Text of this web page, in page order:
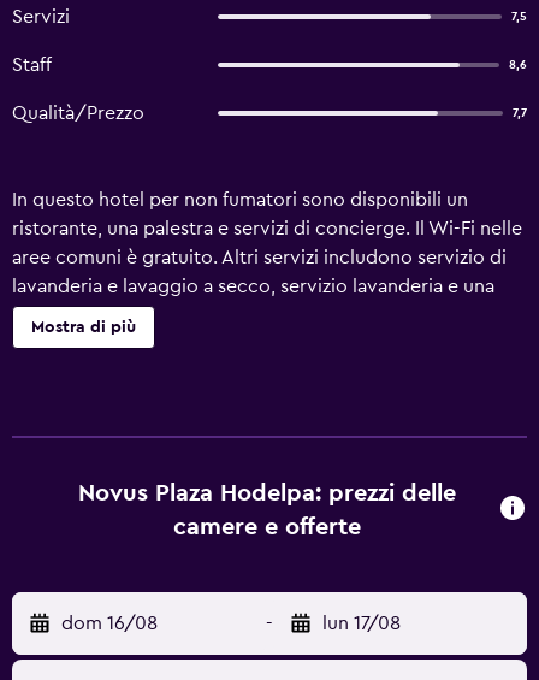
Servizi 7,5
Staff 8,6
Qualità/Prezzo 7,7
In questo hotel per non fumatori sono disponibili un
ristorante, una palestra e servizi di concierge. Il Wi-Fi nelle
aree comuni è gratuito. Altri servizi includono servizio di
lavanderia e lavaggio a secco, servizio lavanderia e una
reception aperta 24 ore su 24. Novus Plaza Hodelpa offre
96 sistemazioni con casseforti in camera e acqua minerale
wireless gratuita. Le dotazioni business comprendono
scrivania e telefono; chiamate urbane gratuite
vengono eseguite tutti i giorni. I servizi ricreativi di un
hotel includono una palestra. Le attività ricreative
elencate di seguito sono disponibili in loco o nelle
Mostra di più
Novus Plaza Hodelpa: prezzi delle
camere e offerte
dom 16/08 - lun 17/08